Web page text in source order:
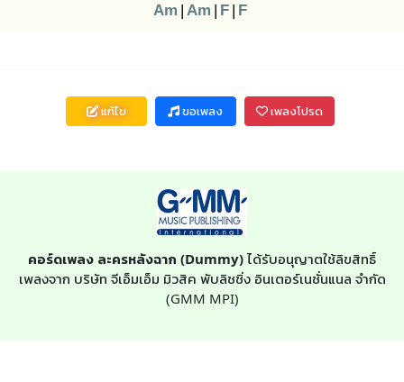
Am | Am | F | F
แก้ไข ขอเพลง เพลงโปรด
คอร์ดเพลง ละครหลังฉาก (Dummy) ได้รับอนุญาตใช้ลิขสิทธิ์
เพลงจาก บริษัท จีเอ็มเอ็ม มิวสิค พับลิชชิ่ง อินเตอร์เนชั่นแนล จำกัด
(GMM MPI)